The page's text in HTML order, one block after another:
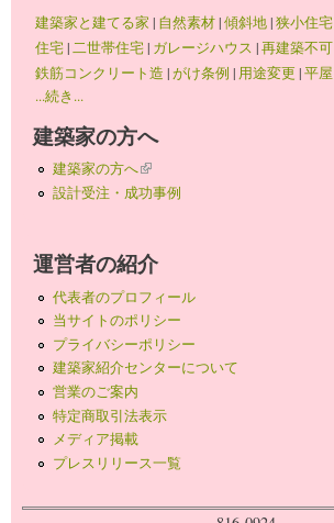
建築家と建てる家 | 自然素材|傾斜地|狭小住宅
住宅| 二世帯住宅| ガレージハウス |再建築不可
鉄筋コンクリート造 |がけ条例 | 用途変更 |平屋
...続き...
建築家の方へ
建築家の方へ(link is external)
設計受注・成功事例
運営者の紹介
代表者のプロフィール
当サイトのポリシー
プライバシーポリシー
建築家紹介センターについて
営業のご案内
特定商取引法表示
メディア掲載
プレスリリース一覧